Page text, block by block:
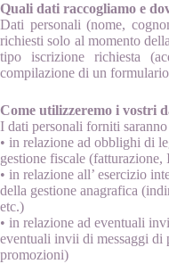
Quali dati raccogliamo e
Dati personali (nome,
richiesti solo al momento
tipo iscrizione richiesta
compilazione di un
Come utilizzeremo i vostri
I dati personali forniti
• in relazione ad obblighi di
gestione fiscale (fatturazione,
• in relazione all’ esercizio
della gestione anagrafica
etc.)
• in relazione ad eventuali
eventuali invii di messaggi di
promozioni)